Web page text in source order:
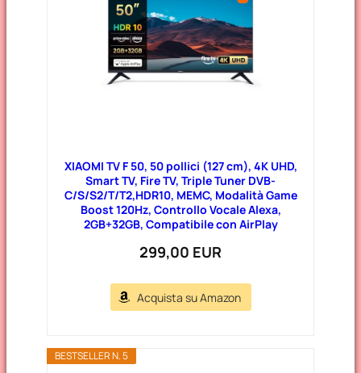
XIAOMI TV F 50, 50 pollici (127 cm), 4K UHD,
Smart TV, Fire TV, Triple Tuner DVB-
C/S/S2/T/T2,HDR10, MEMC, Modalità Game
Boost 120Hz, Controllo Vocale Alexa,
2GB+32GB, Compatibile con AirPlay
299,00 EUR
Acquista su Amazon
BESTSELLER N. 5